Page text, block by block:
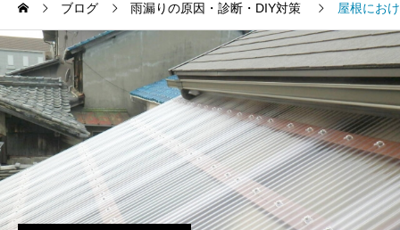
ブログ 雨漏りの原因・診断・DIY対策 屋根にお